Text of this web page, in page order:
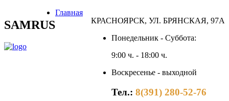
SAMRUS
КРАСНОЯРСК, УЛ. БРЯНСКАЯ, 97А
Понедельник - Суббота:
9:00 ч. - 18:00 ч.
Воскресенье - выходной
Тел.: 8(391) 280-52-76
Главная